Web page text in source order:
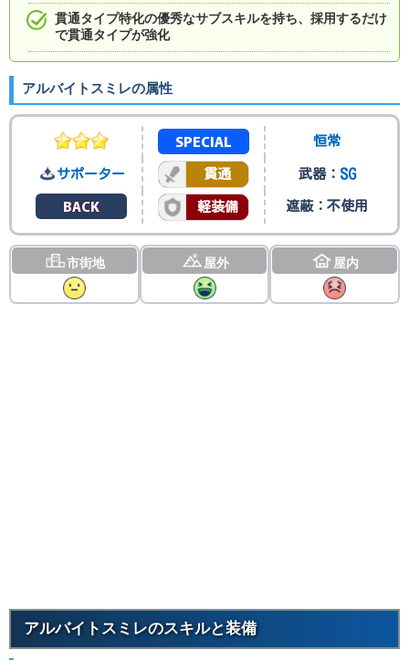
貫通タイプ特化の優秀なサブスキルを持ち、採用するだけ
で貫通タイプが強化
アルバイトスミレの属性
SPECIAL 恒常
サポーター 貫通 武器： SG
BACK 軽装備 遮蔽：不使用
市街地 屋外 屋内
アルバイトスミレのスキルと装備